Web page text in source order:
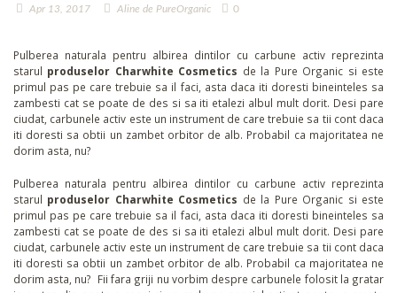
Apr 13, 2017 Aline de PureOrganic 0
Pulberea naturala pentru albirea dintilor cu carbune activ reprezinta
starul produselor Charwhite Cosmetics de la Pure Organic si este
primul pas pe care trebuie sa il faci, asta daca iti doresti bineinteles sa
zambesti cat se poate de des si sa iti etalezi albul mult dorit. Desi pare
ciudat, carbunele activ este un instrument de care trebuie sa tii cont daca
iti doresti sa obtii un zambet orbitor de alb. Probabil ca majoritatea ne
dorim asta, nu?
Pulberea naturala pentru albirea dintilor cu carbune activ reprezinta
starul produselor Charwhite Cosmetics de la Pure Organic si este
primul pas pe care trebuie sa il faci, asta daca iti doresti bineinteles sa
zambesti cat se poate de des si sa iti etalezi albul mult dorit. Desi pare
ciudat, carbunele activ este un instrument de care trebuie sa tii cont daca
iti doresti sa obtii un zambet orbitor de alb. Probabil ca majoritatea ne
dorim asta, nu? Fii fara griji nu vorbim despre carbunele folosit la gratar